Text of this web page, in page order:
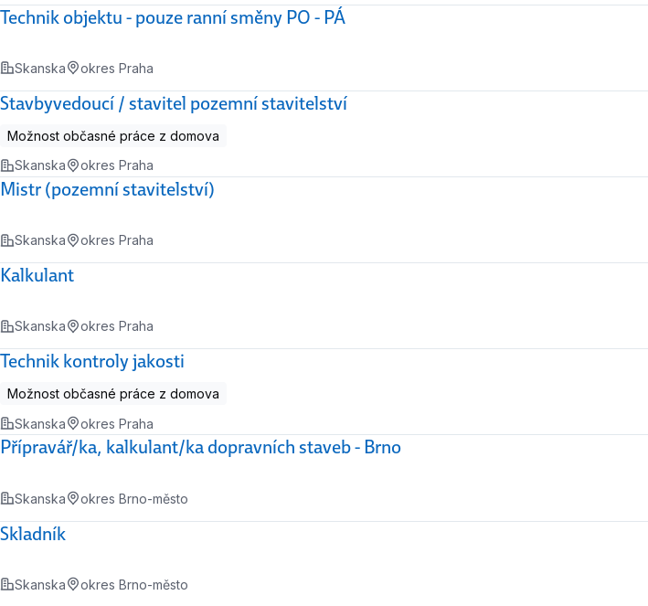
Technik objektu - pouze ranní směny PO - PÁ
Skanska okres Praha
Stavbyvedoucí / stavitel pozemní stavitelství
Možnost občasné práce z domova
Skanska
okres Praha
Mistr (pozemní stavitelství)
Skanska okres Praha
Kalkulant
Skanska okres Praha
Technik kontroly jakosti
Možnost občasné práce z domova
Skanska
okres Praha
Přípravář/ka, kalkulant/ka dopravních staveb - Brno
Skanska okres Brno-město
Skladník
Skanska okres Brno-město